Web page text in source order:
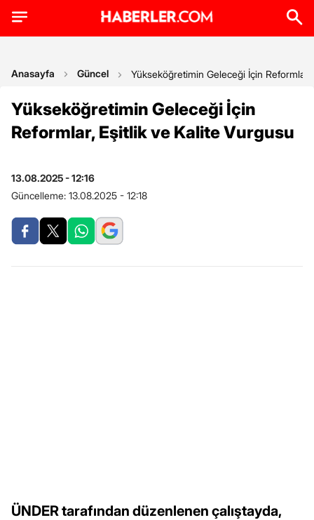
Anasayfa Güncel Yükseköğretimin Geleceği İçin
Yükseköğretimin Geleceği İçin
Reformlar, Eşitlik ve Kalite Vurgusu
13.08.2025 - 12:16
Güncelleme: 13.08.2025 - 12:18
ÜNDER tarafından düzenlenen çalıştayda,